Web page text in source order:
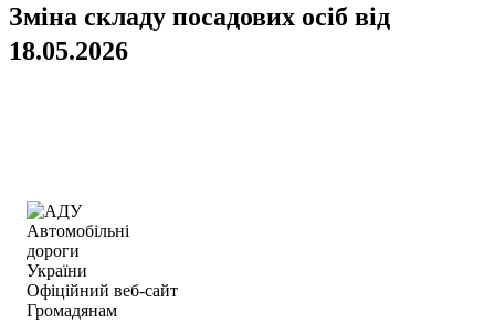
Зміна складу посадових осіб від
18.05.2026
Автомобільні
дороги
України
Офіційний веб‑сайт
Громадянам